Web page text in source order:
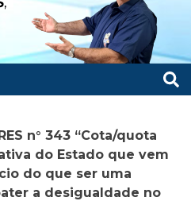
n° 343 “Cota/quota
do Estado que vem
do que ser uma
a desigualdade no